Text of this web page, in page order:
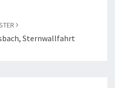
Sternwallfahrt